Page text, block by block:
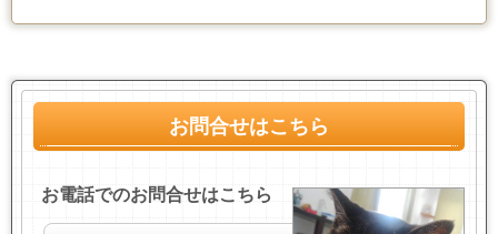
お問合せはこちら
お電話でのお問合せはこちら